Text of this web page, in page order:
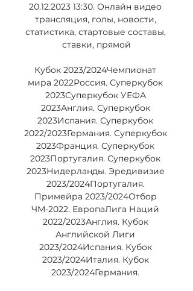
20.12.2023 13:30. Онлайн видео
трансляция, голы, новости,
статистика, стартовые составы,
ставки, прямой
Кубок 2023/2024Чемпионат
мира 2022Россия. Суперкубок
2023Суперкубок УЕФА
2023Англия. Суперкубок
2023Испания. Суперкубок
2022/2023Германия. Суперкубок
2023Франция. Суперкубок
2023Португалия. Суперкубок
2023Нидерланды. Эредивизие
2023/2024Португалия.
Примейра 2023/2024Отбор
ЧМ-2022. ЕвропаЛига Наций
2022/2023Англия. Кубок
Английской Лиги
2023/2024Испания. Кубок
2023/2024Италия. Кубок
2023/2024Германия.